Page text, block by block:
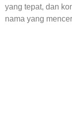
yang tepat, dan
nama yang